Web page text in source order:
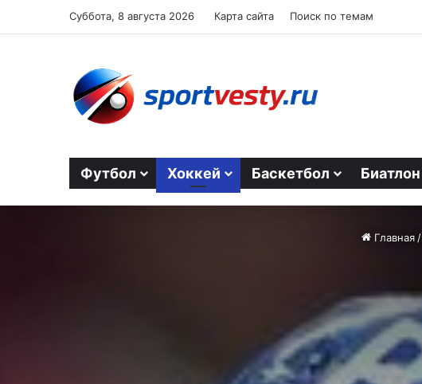
Суббота, 8 августа 2026 Карта сайта Поиск по темам
Футбол Хоккей Баскетбол Биатлон
Главная /